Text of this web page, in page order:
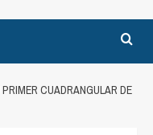
CUADRANGULAR DE